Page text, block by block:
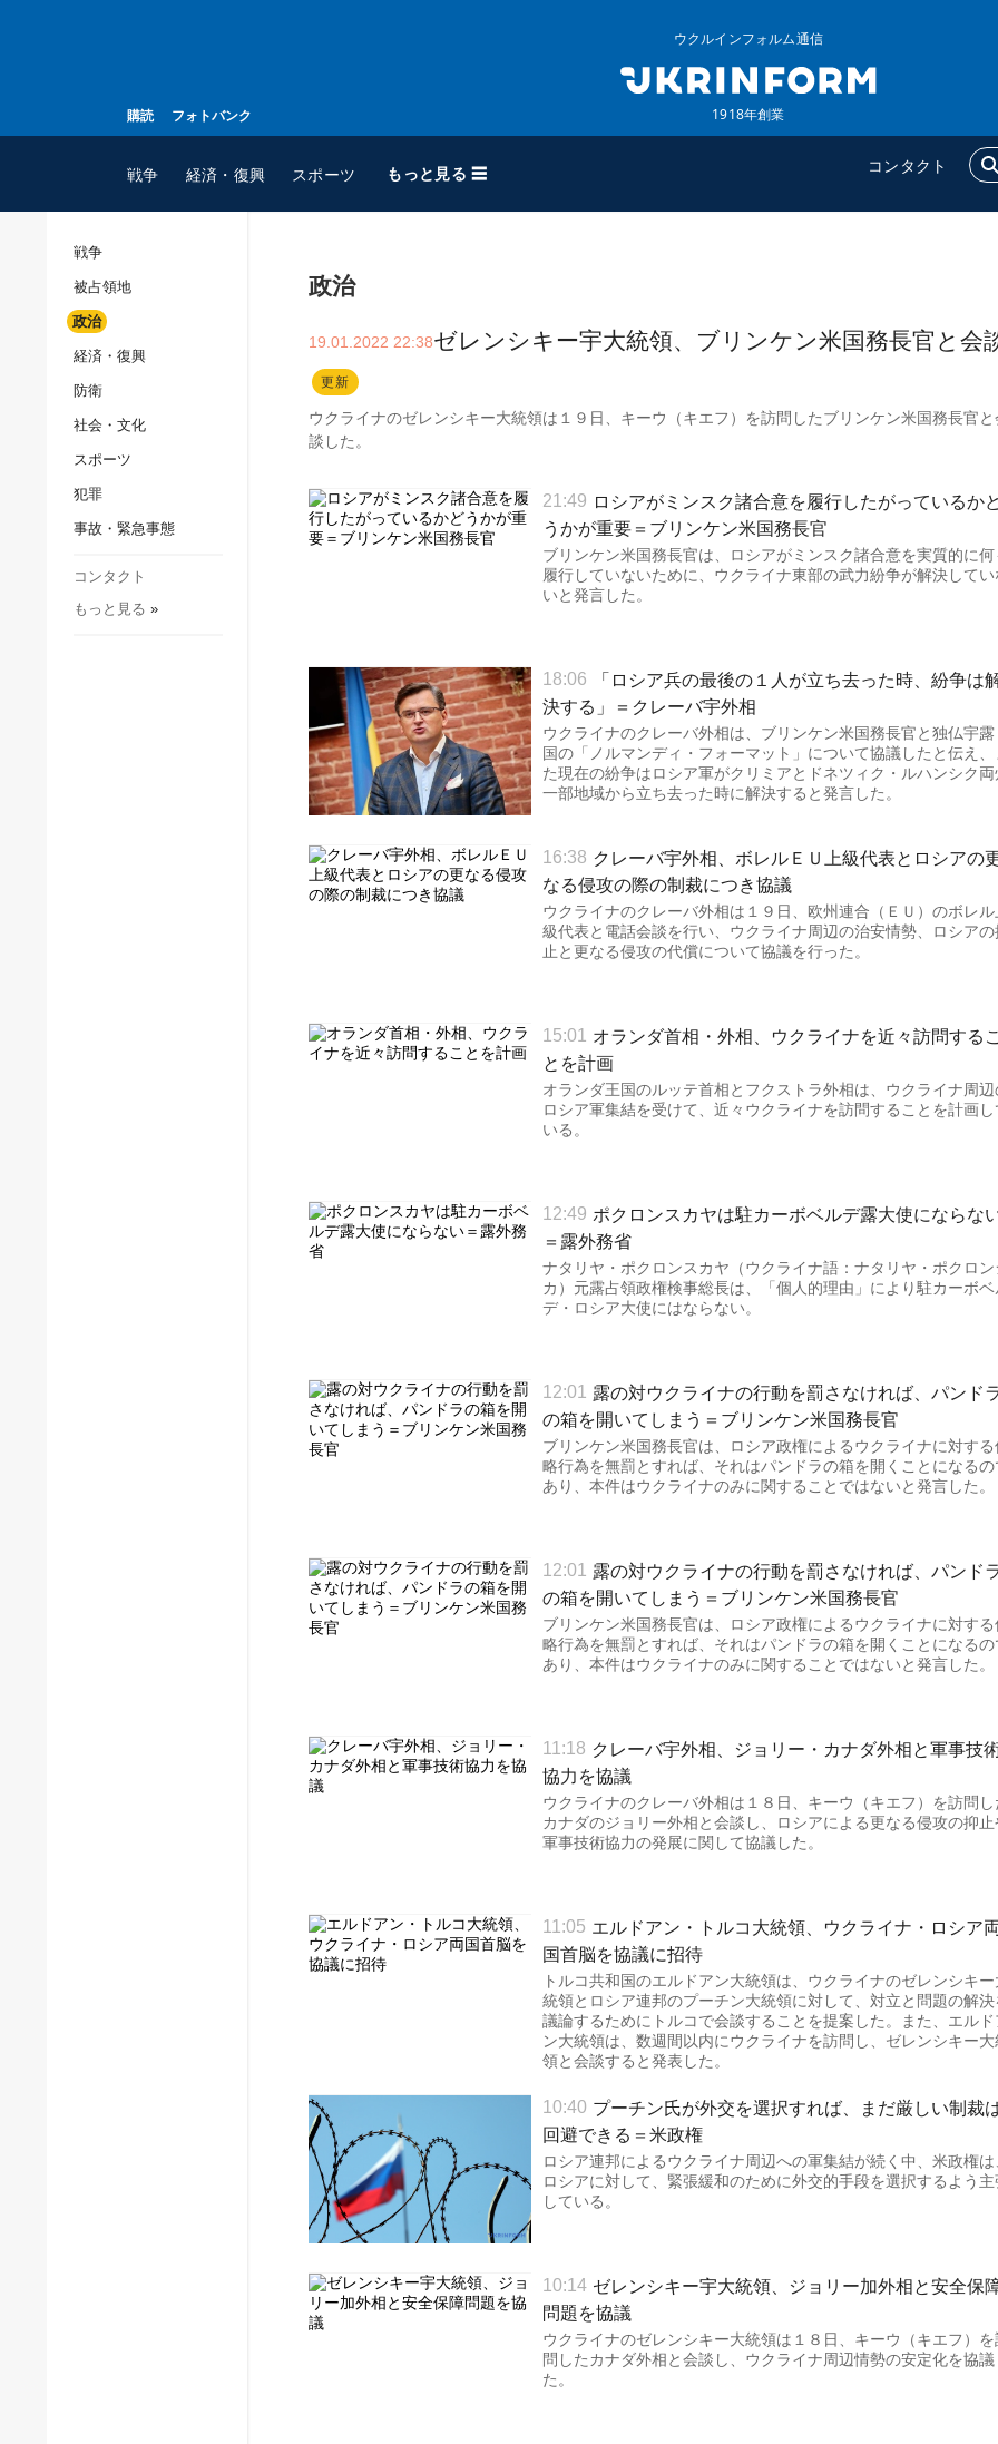
購読 フォトバンク
ウクルインフォルム通信
1918年創業
戦争 経済・復興 スポーツ もっと見る ☰ コンタクト
スポーツ
ウクルインフォルムについ
て
特集
戦争
被占領地
政治
経済・復興
防衛
社会・文化
スポーツ
犯罪
事故・緊急事態
コンタクト
もっと見る »
政治
19.01.2022 22:38ゼレンシキー宇大統領、ブリンケン米国務長官と会
更新
ウクライナのゼレンシキー大統領は１９日、キーウ（キエフ）を訪問したブリンケン米国務長官と
談した。
21:49 ロシアがミンスク諸合意を履行したがっているか
うかが重要＝ブリンケン米国務長官
ブリンケン米国務長官は、ロシアがミンスク諸合意を実質的に何
履行していないために、ウクライナ東部の武力紛争が解決してい
いと発言した。
18:06
「ロシア兵の最後の１人が立ち去った時、紛争は
決する」＝クレーバ宇外相
ウクライナのクレーバ外相は、ブリンケン米国務長官と独仏宇露
国の「ノルマンディ・フォーマット」について協議したと伝え、
た現在の紛争はロシア軍がクリミアとドネツィク・ルハンシク両
一部地域から立ち去った時に解決すると発言した。
16:38 クレーバ宇外相、ボレルＥＵ上級代表とロシアの
なる侵攻の際の制裁につき協議
ウクライナのクレーバ外相は１９日、欧州連合（ＥＵ）のボレル
級代表と電話会談を行い、ウクライナ周辺の治安情勢、ロシアの
止と更なる侵攻の代償について協議を行った。
15:01
オランダ首相・外相、ウクライナを近々訪問するこ
とを計画
オランダ王国のルッテ首相とフクストラ外相は、ウクライナ周辺
ロシア軍集結を受けて、近々ウクライナを訪問することを計画し
いる。
12:49 ポクロンスカヤは駐カーボベルデ露大使にならな
＝露外務省
ナタリヤ・ポクロンスカヤ（ウクライナ語：ナタリヤ・ポクロン
カ）元露占領政権検事総長は、「個人的理由」により駐カーボベ
デ・ロシア大使にはならない。
12:01
露の対ウクライナの行動を罰さなければ、パンド
の箱を開いてしまう＝ブリンケン米国務長官
ブリンケン米国務長官は、ロシア政権によるウクライナに対する
略行為を無罰とすれば、それはパンドラの箱を開くことになるの
あり、本件はウクライナのみに関することではないと発言した。
12:01
露の対ウクライナの行動を罰さなければ、パンド
の箱を開いてしまう＝ブリンケン米国務長官
ブリンケン米国務長官は、ロシア政権によるウクライナに対する
略行為を無罰とすれば、それはパンドラの箱を開くことになるの
あり、本件はウクライナのみに関することではないと発言した。
11:18 クレーバ宇外相、ジョリー・カナダ外相と軍事技
協力を協議
ウクライナのクレーバ外相は１８日、キーウ（キエフ）を訪問し
カナダのジョリー外相と会談し、ロシアによる更なる侵攻の抑止
軍事技術協力の発展に関して協議した。
11:05 エルドアン・トルコ大統領、ウクライナ・ロシア
国首脳を協議に招待
トルコ共和国のエルドアン大統領は、ウクライナのゼレンシキー
統領とロシア連邦のプーチン大統領に対して、対立と問題の解決
議論するためにトルコで会談することを提案した。また、エルド
ン大統領は、数週間以内にウクライナを訪問し、ゼレンシキー大
領と会談すると発表した。
10:40 プーチン氏が外交を選択すれば、まだ厳しい制裁
回避できる＝米政権
ロシア連邦によるウクライナ周辺への軍集結が続く中、米政権は
ロシアに対して、緊張緩和のために外交的手段を選択するよう主
している。
10:14 ゼレンシキー宇大統領、ジョリー加外相と安全保
問題を協議
ウクライナのゼレンシキー大統領は１８日、キーウ（キエフ）を
問したカナダ外相と会談し、ウクライナ周辺情勢の安定化を協議
た。